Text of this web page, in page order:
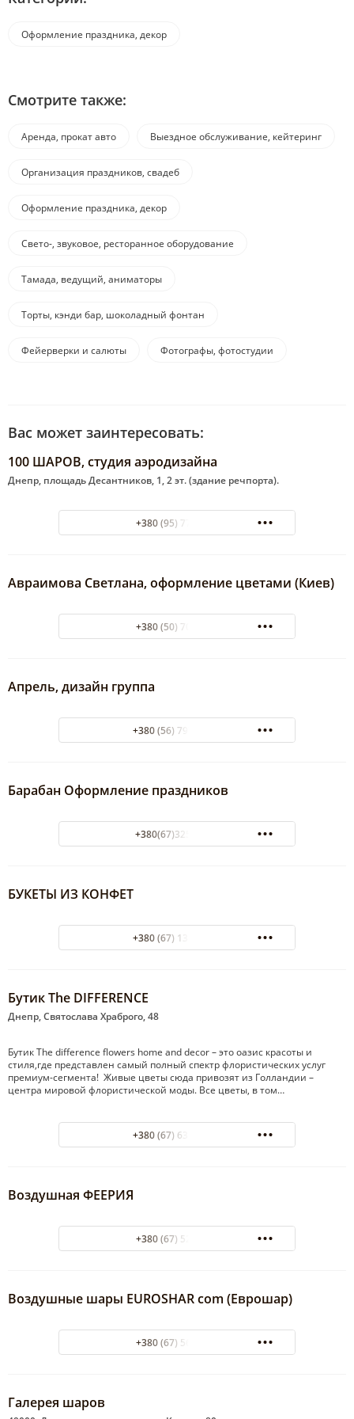
Оформление праздника, декор
Смотрите также:
Аренда, прокат авто Выездное обслуживание, кейтеринг
Организация праздников, свадеб
Оформление праздника, декор
Свето-, звуковое, ресторанное оборудование
Тамада, ведущий, аниматоры
Торты, кэнди бар, шоколадный фонтан
Фейерверки и салюты Фотографы, фотостудии
Вас может заинтересовать:
100 ШАРОВ, студия аэродизайна
Днепр, площадь Десантников, 1, 2 эт. (здание речпорта).
+380 (95) 7782978
Авраимова Светлана, оформление цветами (Киев)
+380 (50) 7087126
Апрель, дизайн группа
+380 (56) 797-00-89
Барабан Оформление праздников
+380(67)325-25-25
БУКЕТЫ ИЗ КОНФЕТ
+380 (67) 133-77-23
Бутик The DIFFERENCE
Днепр, Святослава Храброго, 48
Бутик The difference flowers home and decor – это оазис красоты и
стиля,где представлен самый полный спектр флористических услуг
премиум-сегмента! Живые цветы сюда привозят из Голландии –
центра мировой флористической моды. Все цветы, в том…
+380 (67) 633-18-78
Воздушная ФЕЕРИЯ
+380 (67) 5238380
Воздушные шары EUROSHAR com (Еврошар)
+380 (67) 5663044
Галерея шаров